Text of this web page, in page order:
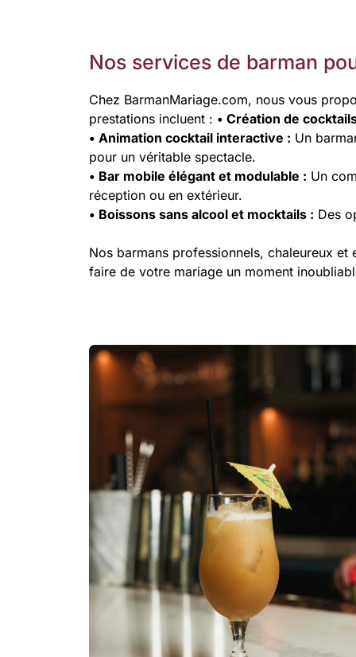
Nos services de barman
Chez BarmanMariage.com, nous vous
prestations incluent : • Création de
• Animation cocktail interactive : Un
pour un véritable spectacle.
• Bar mobile élégant et modulable : Un
réception ou en extérieur.
• Boissons sans alcool et mocktails : Des
Nos barmans professionnels, chaleureux
faire de votre mariage un moment